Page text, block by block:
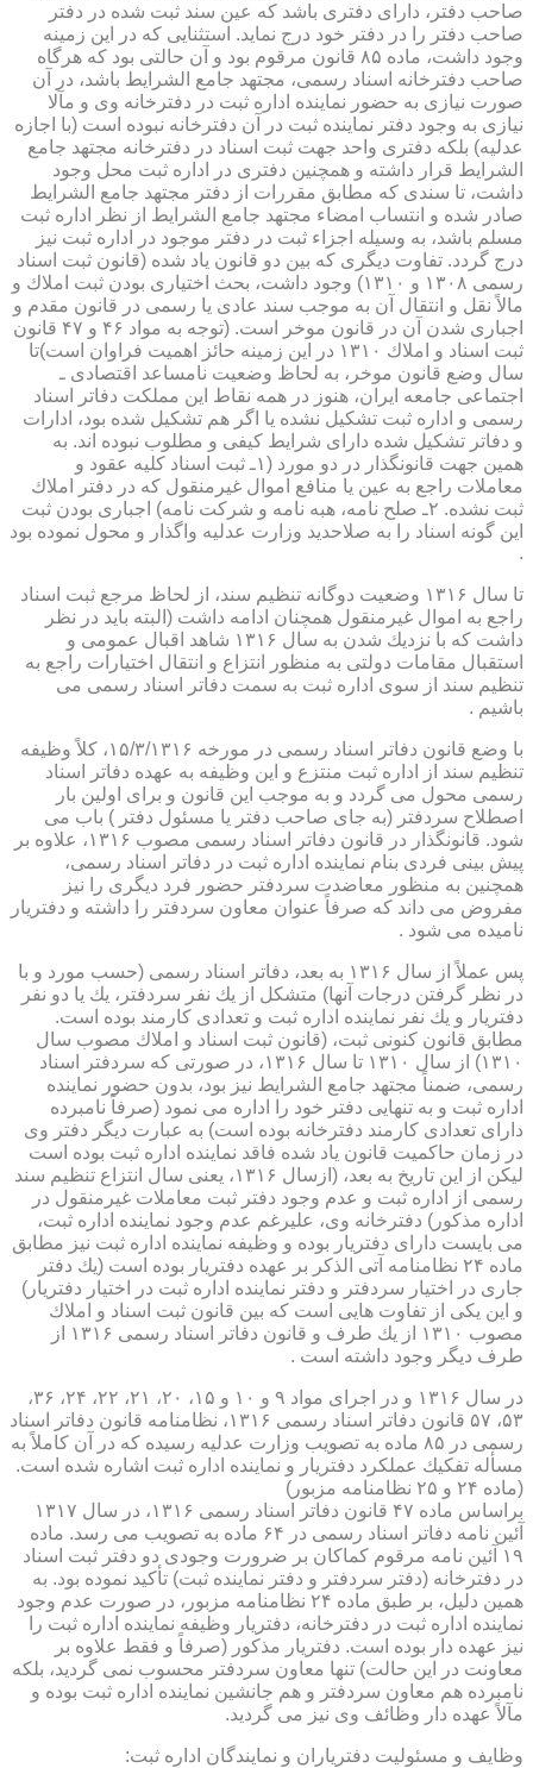
صاحب دفتر، دارای دفتری باشد كه عین سند ثبت شده در دفتر
صاحب دفتر را در دفتر خود درج نماید. استثنایی كه در این زمینه
وجود داشت، ماده ۸۵ قانون مرقوم بود و آن حالتی بود كه هرگاه
صاحب دفترخانه اسناد رسمی، مجتهد جامع الشرایط باشد، در آن
صورت نیازی به حضور نماینده اداره ثبت در دفترخانه وی و مآلا
نیازی به وجود دفتر نماینده ثبت در آن دفترخانه نبوده است (با اجازه
عدلیه) بلكه دفتری واحد جهت ثبت اسناد در دفترخانه مجتهد جامع
الشرایط قرار داشته و همچنین دفتری در اداره ثبت محل وجود
داشت، تا سندی كه مطابق مقررات از دفتر مجتهد جامع الشرایط
صادر شده و انتساب امضاء مجتهد جامع الشرایط از نظر اداره ثبت
مسلم باشد، به وسیله اجزاء ثبت در دفتر موجود در اداره ثبت نیز
درج گردد. تفاوت دیگری كه بین دو قانون یاد شده (قانون ثبت اسناد
رسمی ۱۳۰۸ و ۱۳۱۰) وجود داشت، بحث اختیاری بودن ثبت املاك و
مالاً نقل و انتقال آن به موجب سند عادی یا رسمی در قانون مقدم و
اجباری شدن آن در قانون موخر است. (توجه به مواد ۴۶ و ۴۷ قانون
ثبت اسناد و املاك ۱۳۱۰ در این زمینه حائز اهمیت فراوان است)تا
سال وضع قانون موخر، به لحاظ وضعیت نامساعد اقتصادی ـ
اجتماعی جامعه ایران، هنوز در همه نقاط این مملكت دفاتر اسناد
رسمی و اداره ثبت تشكیل نشده یا اگر هم تشكیل شده بود، ادارات
و دفاتر تشكیل شده دارای شرایط كیفی و مطلوب نبوده اند. به
همین جهت قانونگذار در دو مورد (۱ـ ثبت اسناد كلیه عقود و
معاملات راجع به عین یا منافع اموال غیرمنقول كه در دفتر املاك
ثبت نشده. ۲ـ صلح نامه، هبه نامه و شركت نامه) اجباری بودن ثبت
این گونه اسناد را به صلاحدید وزارت عدلیه واگذار و محول نموده بود
.
تا سال ۱۳۱۶ وضعیت دوگانه تنظیم سند، از لحاظ مرجع ثبت اسناد
راجع به اموال غیرمنقول همچنان ادامه داشت (البته باید در نظر
داشت كه با نزدیك شدن به سال ۱۳۱۶ شاهد اقبال عمومی و
استقبال مقامات دولتی به منظور انتزاع و انتقال اختیارات راجع به
تنظیم سند از سوی اداره ثبت به سمت دفاتر اسناد رسمی می
باشیم .
با وضع قانون دفاتر اسناد رسمی در مورخه ۱۵/۳/۱۳۱۶، كلاً وظیفه
تنظیم سند از اداره ثبت منتزع و این وظیفه به عهده دفاتر اسناد
رسمی محول می گردد و به موجب این قانون و برای اولین بار
اصطلاح سردفتر (به جای صاحب دفتر یا مسئول دفتر ) باب می
شود. قانونگذار در قانون دفاتر اسناد رسمی مصوب ۱۳۱۶، علاوه بر
پیش بینی فردی بنام نماینده اداره ثبت در دفاتر اسناد رسمی،
همچنین به منظور معاضدت سردفتر حضور فرد دیگری را نیز
مفروض می داند كه صرفاً عنوان معاون سردفتر را داشته و دفتریار
نامیده می شود .
پس عملاً از سال ۱۳۱۶ به بعد، دفاتر اسناد رسمی (حسب مورد و با
در نظر گرفتن درجات آنها) متشكل از یك نفر سردفتر، یك یا دو نفر
دفتریار و یك نفر نماینده اداره ثبت و تعدادی كارمند بوده است.
مطابق قانون كنونی ثبت، (قانون ثبت اسناد و املاك مصوب سال
۱۳۱۰) از سال ۱۳۱۰ تا سال ۱۳۱۶، در صورتی كه سردفتر اسناد
رسمی، ضمناً مجتهد جامع الشرایط نیز بود، بدون حضور نماینده
اداره ثبت و به تنهایی دفتر خود را اداره می نمود (صرفاً نامبرده
دارای تعدادی كارمند دفترخانه بوده است) به عبارت دیگر دفتر وی
در زمان حاكمیت قانون یاد شده فاقد نماینده اداره ثبت بوده است
لیكن از این تاریخ به بعد، (ازسال ۱۳۱۶، یعنی سال انتزاع تنظیم سند
رسمی از اداره ثبت و عدم وجود دفتر ثبت معاملات غیرمنقول در
اداره مذكور) دفترخانه وی، علیرغم عدم وجود نماینده اداره ثبت،
می بایست دارای دفتریار بوده و وظیفه نماینده اداره ثبت نیز مطابق
ماده ۲۴ نظامنامه آتی الذكر بر عهده دفتریار بوده است (یك دفتر
جاری در اختیار سردفتر و دفتر نماینده اداره ثبت در اختیار دفتریار)
و این یكی از تفاوت هایی است كه بین قانون ثبت اسناد و املاك
مصوب ۱۳۱۰ از یك طرف و قانون دفاتر اسناد رسمی ۱۳۱۶ از
طرف دیگر وجود داشته است .
در سال ۱۳۱۶ و در اجرای مواد ۹ و ۱۰ و ۱۵، ۲۰، ۲۱، ۲۲، ۲۴، ۳۶،
۵۳، ۵۷ قانون دفاتر اسناد رسمی ۱۳۱۶، نظامنامه قانون دفاتر اسناد
رسمی در ۸۵ ماده به تصویب وزارت عدلیه رسیده كه در آن كاملاً به
مسأله تفكیك عملكرد دفتریار و نماینده اداره ثبت اشاره شده است.
(ماده ۲۴ و ۲۵ نظامنامه مزبور)
براساس ماده ۴۷ قانون دفاتر اسناد رسمی ۱۳۱۶، در سال ۱۳۱۷
آئین نامه دفاتر اسناد رسمی در ۶۴ ماده به تصویب می رسد. ماده
۱۹ آئین نامه مرقوم كماكان بر ضرورت وجودی دو دفتر ثبت اسناد
در دفترخانه (دفتر سردفتر و دفتر نماینده ثبت) تأكید نموده بود. به
همین دلیل، بر طبق ماده ۲۴ نظامنامه مزبور، در صورت عدم وجود
نماینده اداره ثبت در دفترخانه، دفتریار وظیفه نماینده اداره ثبت را
نیز عهده دار بوده است. دفتریار مذكور (صرفاً و فقط علاوه بر
معاونت در این حالت) تنها معاون سردفتر محسوب نمی گردید، بلكه
نامبرده هم معاون سردفتر و هم جانشین نماینده اداره ثبت بوده و
مآلاً عهده دار وظائف وی نیز می گردید.
وظایف و مسئولیت دفتریاران و نمایندگان اداره ثبت: